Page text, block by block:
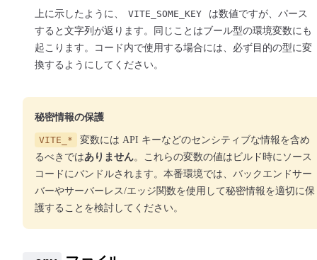
上に示したように、 VITE_SOME_KEY
は数値ですが、パース
すると文字列が返ります。同じことはブール型の環境変数にも
起こります。コード内で使用する場合には、必ず目的の型に変
換するようにしてください。
秘密情報の保護
VITE_*
変数には API キーなどのセンシティブな情報を含め
るべきではありません。これらの変数の値はビルド時にソース
コードにバンドルされます。本番環境では、バックエンドサー
バーやサーバーレス/エッジ関数を使用して秘密情報を適切に保
護することを検討してください。